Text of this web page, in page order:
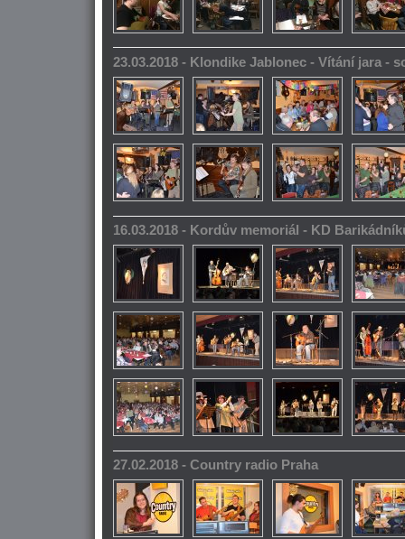
23.03.2018 - Klondike Jablonec - Vítání jara -
16.03.2018 - Kordův memoriál - KD
27.02.2018 - Country radio Praha